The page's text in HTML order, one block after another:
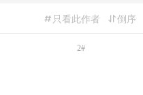
倒序
只看此作者
2#